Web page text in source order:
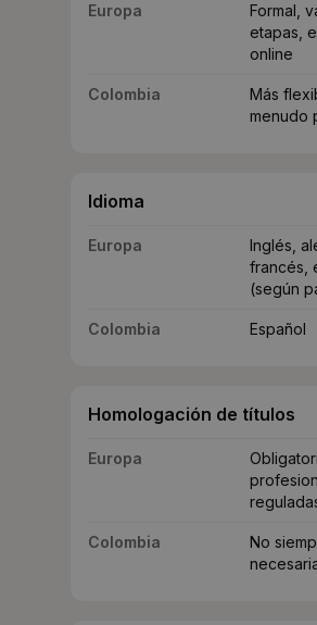
Europa
Formal,
etapas,
online
Colombia
Más
menudo
Idioma
Europa
Inglés,
francés,
(según
Colombia Español
Homologación de títulos
Europa
Colombia
No